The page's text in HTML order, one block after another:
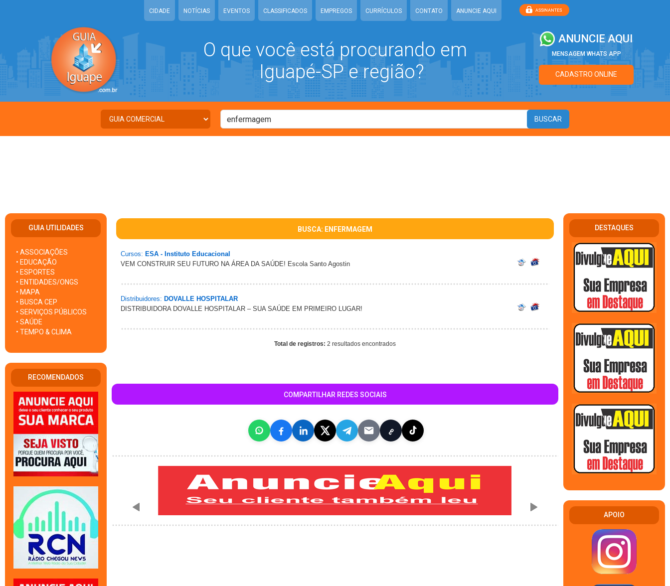
CIDADE NOTÍCIAS EVENTOS CLASSIFICADOS EMPREGOS CURRÍCULOS CONTATO ANUNCIE AQUI
O que você está procurando em
Iguapé-SP e região?
ANUNCIE AQUI
MENSAGEM WHATS APP
CADASTRO ONLINE
GUIA UTILIDADES
• ASSOCIAÇÕES
• EDUCAÇÃO
• ESPORTES
• ENTIDADES/ONGS
• MAPA
• BUSCA CEP
• SERVIÇOS PÚBLICOS
• SAÚDE
• TEMPO & CLIMA
RECOMENDADOS
BUSCA: ENFERMAGEM
Cursos: ESA - Instituto Educacional
VEM CONSTRUIR SEU FUTURO NA ÁREA DA SAÚDE! Escola Santo Agostin
Distribuidores: DOVALLE HOSPITALAR
DISTRIBUIDORA DOVALLE HOSPITALAR – SUA SAÚDE EM PRIMEIRO LUGAR!
Total de registros: 2 resultados encontrados
COMPARTILHAR REDES SOCIAIS
DESTAQUES
APOIO